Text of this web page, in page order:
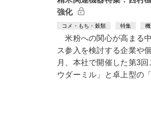
強化
コメ・もち・穀類 特集
米粉への関心が高まる
ス参入を検討する企業や
月、本社で開催した第3
ウダーミル」と卓上型の